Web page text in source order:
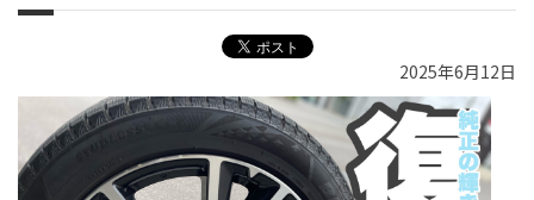
2025年6月12日